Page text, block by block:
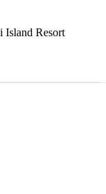
Island Resort